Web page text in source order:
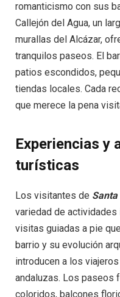
romanticismo con sus
Callejón del Agua, un
murallas del Alcázar,
tranquilos paseos. El
patios escondidos,
tiendas locales. Cada
que merece la pena
Experiencias y
turísticas
Los visitantes de
variedad de
visitas guiadas a pie
barrio y su evolución
introducen a los
andaluzas. Los paseos
coloridos, balcones